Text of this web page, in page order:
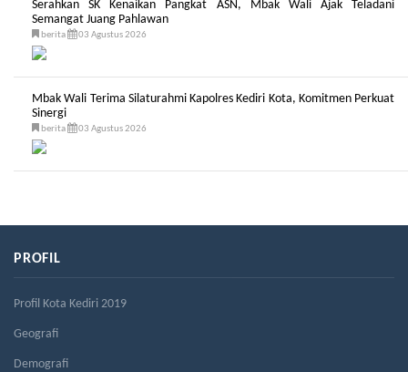
Serahkan SK Kenaikan Pangkat ASN, Mbak Wali Ajak Teladani
Semangat Juang Pahlawan
berita 03 Agustus 2026
Mbak Wali Terima Silaturahmi Kapolres Kediri Kota, Komitmen Perkuat
Sinergi
berita 03 Agustus 2026
PROFIL
Profil Kota Kediri 2019
Geografi
Demografi